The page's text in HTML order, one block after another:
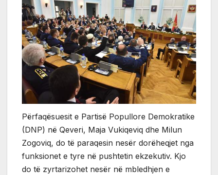
Përfaqësuesit e Partisë Popullore Demokratike
(DNP) në Qeveri, Maja Vukiqeviq dhe Milun
Zogoviq, do të paraqesin nesër dorëheqjet nga
funksionet e tyre në pushtetin ekzekutiv. Kjo
do të zyrtarizohet nesër në mbledhjen e